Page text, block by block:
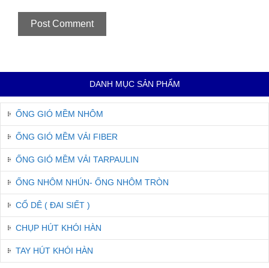
DANH MỤC SẢN PHẨM
ỐNG GIÓ MỀM NHÔM
ỐNG GIÓ MỀM VẢI FIBER
ỐNG GIÓ MỀM VẢI TARPAULIN
ỐNG NHÔM NHÚN- ỐNG NHÔM TRÒN
CỔ DÊ ( ĐAI SIẾT )
CHỤP HÚT KHÓI HÀN
TAY HÚT KHÓI HÀN